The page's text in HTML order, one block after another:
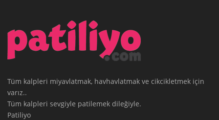
Tüm kalpleri miyavlatmak, havhavlatmak ve cikcikletmek için
varız..
Tüm kalpleri sevgiyle patilemek dileğiyle.
Patiliyo